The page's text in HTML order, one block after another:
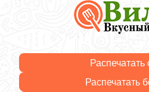
Распечатать
Распечатать